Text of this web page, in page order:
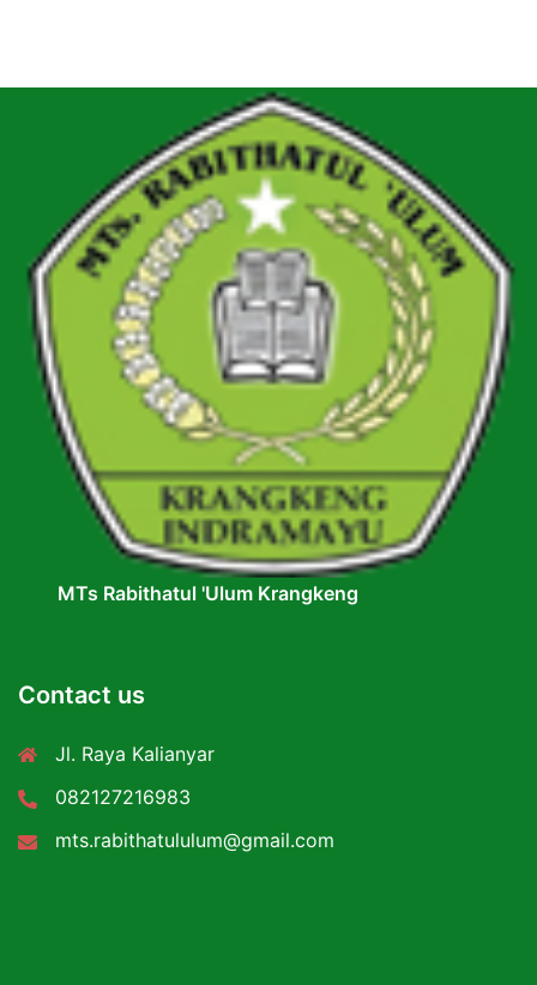
MTs Rabithatul 'Ulum Krangkeng
Contact us
Jl. Raya Kalianyar
082127216983
mts.rabithatululum@gmail.com